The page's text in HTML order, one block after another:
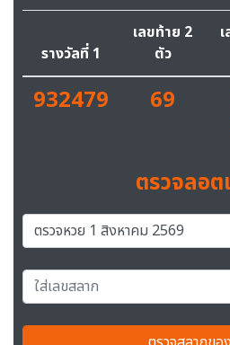
รางวัลที่ 1
เลขท้าย 2
ตัว
932479 69
ตรวจลอต